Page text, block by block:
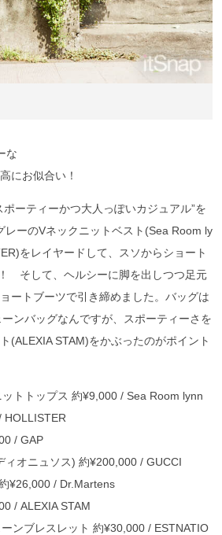
な
にお似合い！
ポーティーかつ大人っぽいカジュアル”を
ーのVネックニットベスト(Sea Room ly
をレイヤードして、スソからショート
そして、ヘルシーに脚を出しつつ足元
ートブーツで引き締めました。バッグは
ンバッグなんですが、スポーティーさを
(ALEXIA STAM)をかぶったのがポイント
トトップス 約¥9,000 / Sea Room lynn
HOLLISTER
/ GAP
ィオニュソス) 約¥200,000 / GUCCI
¥26,000 / Dr.Martens
/ ALEXIA STAM
ンブレスレット 約¥30,000 / ESTNATIO